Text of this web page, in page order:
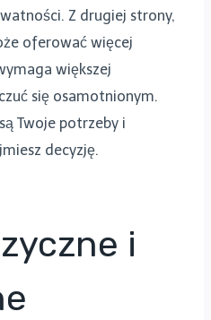
Z drugiej strony,
oferować więcej
większej
się osamotnionym.
Twoje potrzeby i
decyzję.
i